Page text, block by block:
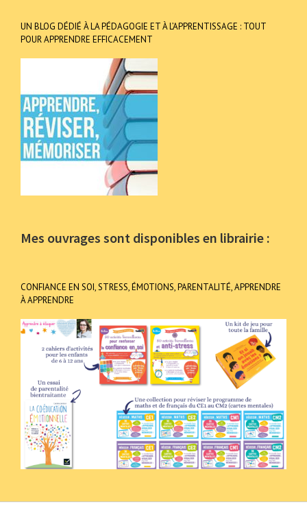
UN BLOG DÉDIÉ À LA PÉDAGOGIE ET À L’APPRENTISSAGE : TOUT
POUR APPRENDRE EFFICACEMENT
Mes ouvrages sont disponibles en librairie :
CONFIANCE EN SOI, STRESS, ÉMOTIONS, PARENTALITÉ, APPRENDRE
À APPRENDRE